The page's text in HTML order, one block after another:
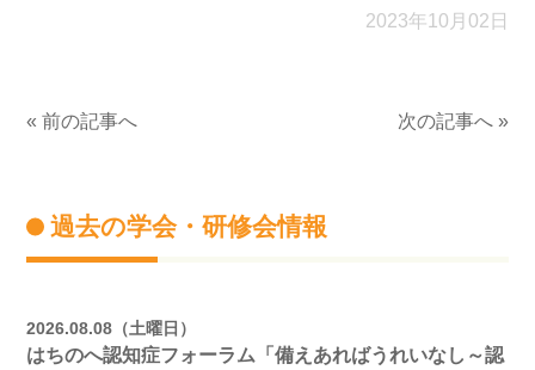
2023年10月02日
« 前の記事へ 次の記事へ »
過去の学会・研修会情報
2026.08.08（土曜日）
はちのへ認知症フォーラム「備えあればうれいなし～認